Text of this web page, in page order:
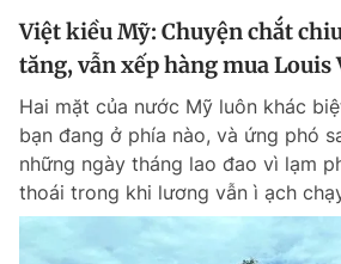
Việt kiều Mỹ: Chuyện chắt
tăng, vẫn xếp hàng mua Louis
Hai mặt của nước Mỹ luôn khác
bạn đang ở phía nào, và ứng phó
những ngày tháng lao đao vì lạm
thoái trong khi lương vẫn ì ạch